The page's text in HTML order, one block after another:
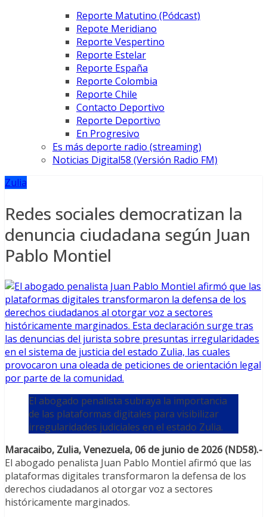
Reporte Matutino (Pódcast)
Repote Meridiano
Reporte Vespertino
Reporte Estelar
Reporte España
Reporte Colombia
Reporte Chile
Contacto Deportivo
Reporte Deportivo
En Progresivo
Es más deporte radio (streaming)
Noticias Digital58 (Versión Radio FM)
Zulia
Redes sociales democratizan la
denuncia ciudadana según Juan
Pablo Montiel
El abogado penalista subraya la importancia
de las plataformas digitales para visibilizar
irregularidades judiciales en el estado Zulia.
Maracaibo, Zulia, Venezuela, 06 de junio de 2026 (ND58).-
El abogado penalista Juan Pablo Montiel afirmó que las
plataformas digitales transformaron la defensa de los
derechos ciudadanos al otorgar voz a sectores
históricamente marginados.